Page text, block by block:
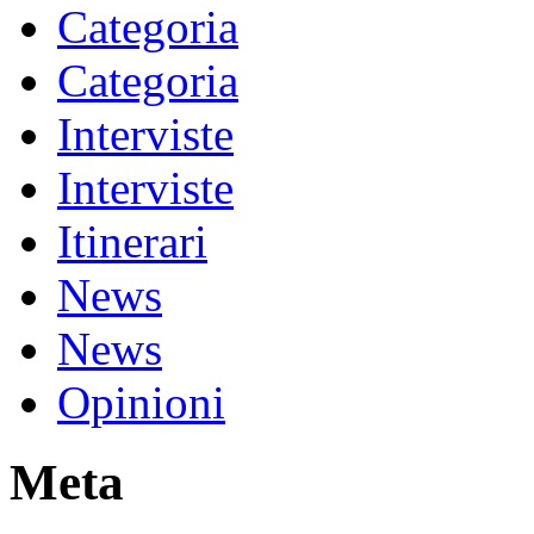
Categoria
Categoria
Interviste
Interviste
Itinerari
News
News
Opinioni
Meta